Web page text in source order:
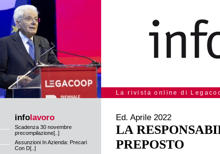
La rivista online di
infolavoro
Scadenza 30 novembre
precompilazione[..]
Assunzioni In Azienda: Precari
Con D[..]
Ed. Aprile 2022
LA
PREPOSTO